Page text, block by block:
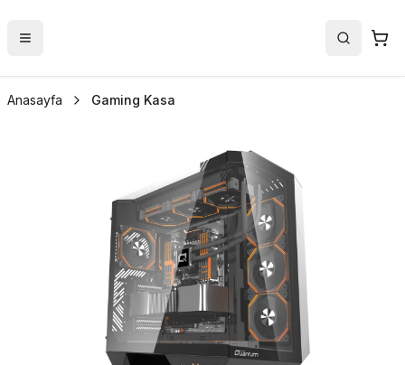
Anasayfa Gaming Kasa